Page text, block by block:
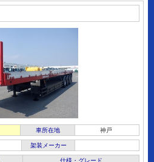
車所在地 神戸
架装メーカー